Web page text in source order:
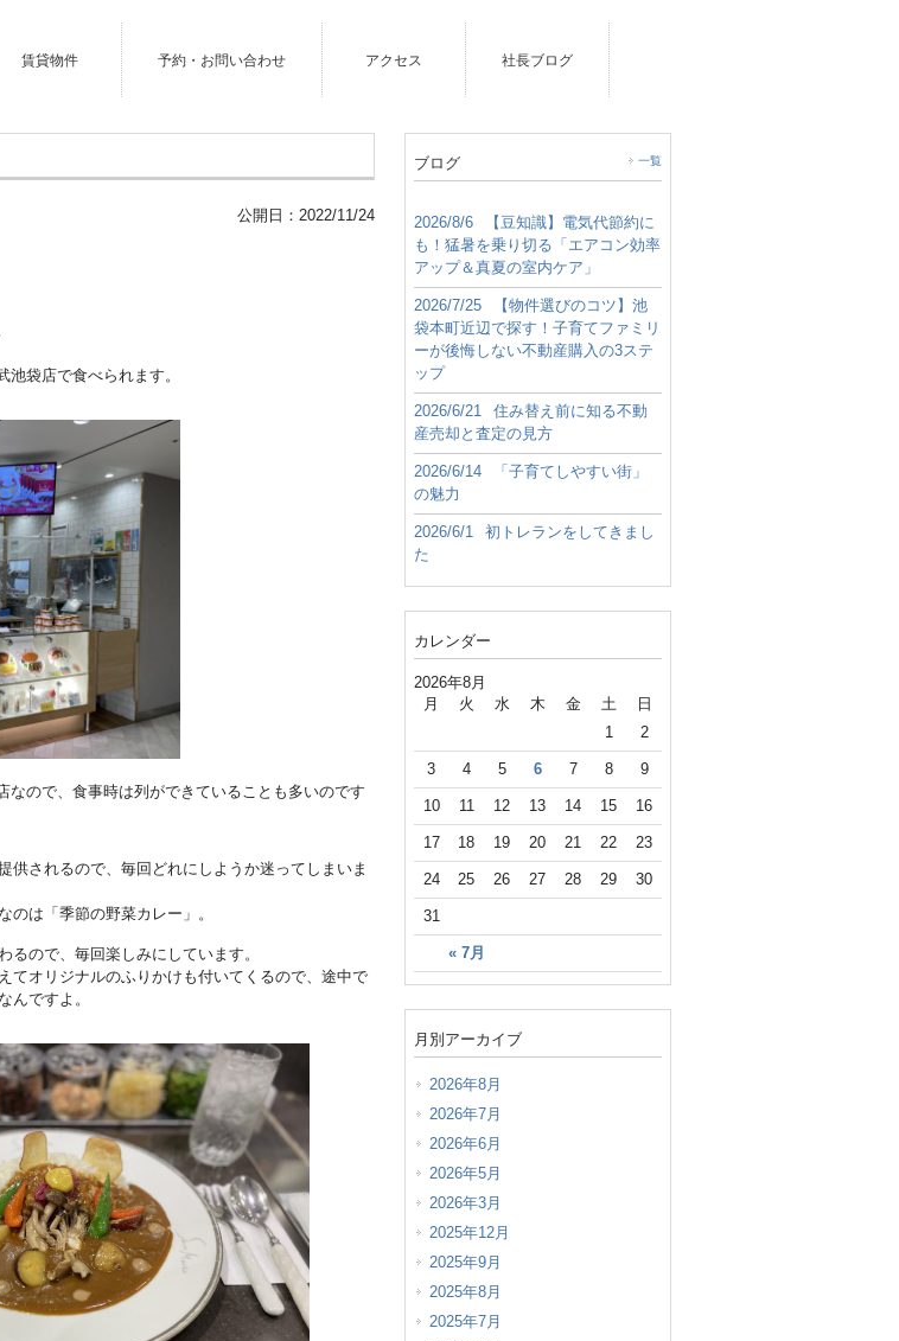
賃貸物件 予約・お問い合わせ アクセス 社長ブログ
公開日： 2022/11/24
袋店で食べられます。
なので、食事時は列ができていることも多いのです
供されるので、毎回どれにしようか迷ってしまいま
のは「季節の野菜カレー」。
るので、毎回楽しみにしています。
てオリジナルのふりかけも付いてくるので、途中で
んですよ。
ブログ 一覧
2026/8/6
【豆知識】電気代節約に
も！猛暑を乗り切る「エアコン効率
アップ＆真夏の室内ケア」
2026/7/25
【物件選びのコツ】池
袋本町近辺で探す！子育てファミリ
ーが後悔しない不動産購入の3ステ
ップ
2026/6/21
住み替え前に知る不動
産売却と査定の見方
2026/6/14
「子育てしやすい街」
の魅力
2026/6/1
初トレランをしてきまし
た
カレンダー
2026年8月
月 火 水 木 金 土 日
« 7月
1 2
3 4 5 6 7 8 9
10 11 12 13 14 15 16
17 18 19 20 21 22 23
24 25 26 27 28 29 30
31
月別アーカイブ
2026年8月
2026年7月
2026年6月
2026年5月
2026年3月
2025年12月
2025年9月
2025年8月
2025年7月